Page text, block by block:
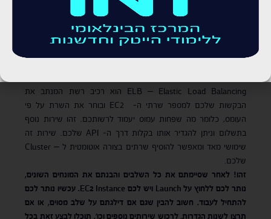
מאוד. כדאי לנסות אותן ולראות עד כמה השימוש נוח וחוסך בזמן.
השירות של אמזון כולל גם גיבוי לכלל הנתונים ומתומחר בהתאם
לביצועים שלכם והעומס, החל מזיכרון של 2GB ועד כמות גדולה
ELB – Elastic Load Balancing הוא רכיב רשת המנתב את
הבקשות שלכם למספר שרתי ה- EC2 ובוחר את השרת על פי
העומס, כלומר מה שפחות עמוס יעמוד לרשותכם. זהו שירות נוסף
בתשלום וניתן להגדיר אותו בקלות דרך ה- API שלכם. שירות זה
שימושי מאד ומאפשר להוסיף שרתים בצורה אוטומטית ל – Cluster
שלכם.
זהו! לאחר שסיימתם את כל השלבים והבנתם את המונחים השונים,
נותר לכם ללחוץ על Launch ויש לכם EC2 Instance. עכשיו נותר לכם
להתחיל לעבוד. חשוב להבין שגם אם דילגתם על שלב מסוים, או אם
תרצו לשנות הגדרות, לרכוש שירותים נוספים וכו׳, תוכלו לבצע זאת בכל